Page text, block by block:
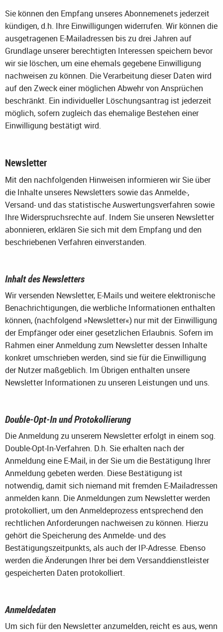
Sie können den Empfang unseres Abonnemenets jederzeit
kündigen, d.h. Ihre Einwilligungen widerrufen. Wir können die
ausgetragenen E-Mailadressen bis zu drei Jahren auf
Grundlage unserer berechtigten Interessen speichern bevor
wir sie löschen, um eine ehemals gegebene Einwilligung
nachweisen zu können. Die Verarbeitung dieser Daten wird
auf den Zweck einer möglichen Abwehr von Ansprüchen
beschränkt. Ein individueller Löschungsantrag ist jederzeit
möglich, sofern zugleich das ehemalige Bestehen einer
Einwilligung bestätigt wird.
Newsletter
Mit den nachfolgenden Hinweisen informieren wir Sie über
die Inhalte unseres Newsletters sowie das Anmelde-,
Versand- und das statistische Auswertungsverfahren sowie
Ihre Widerspruchsrechte auf. Indem Sie unseren Newsletter
abonnieren, erklären Sie sich mit dem Empfang und den
beschriebenen Verfahren einverstanden.
Inhalt des Newsletters
Wir versenden Newsletter, E-Mails und weitere elektronische
Benachrichtigungen, die werbliche Informationen enthalten
können, (nachfolgend »Newsletter«) nur mit der Einwilligung
der Empfänger oder einer gesetzlichen Erlaubnis. Sofern im
Rahmen einer Anmeldung zum Newsletter dessen Inhalte
konkret umschrieben werden, sind sie für die Einwilligung
der Nutzer maßgeblich. Im Übrigen enthalten unsere
Newsletter Informationen zu unseren Leistungen und uns.
Double-Opt-In und Protokollierung
Die Anmeldung zu unserem Newsletter erfolgt in einem sog.
Double-Opt-In-Verfahren. D.h. Sie erhalten nach der
Anmeldung eine E-Mail, in der Sie um die Bestätigung Ihrer
Anmeldung gebeten werden. Diese Bestätigung ist
notwendig, damit sich niemand mit fremden E-Mailadressen
anmelden kann. Die Anmeldungen zum Newsletter werden
protokolliert, um den Anmeldeprozess entsprechend den
rechtlichen Anforderungen nachweisen zu können. Hierzu
gehört die Speicherung des Anmelde- und des
Bestätigungszeitpunkts, als auch der IP-Adresse. Ebenso
werden die Änderungen Ihrer bei dem Versanddienstleister
gespeicherten Daten protokolliert.
Anmeldedaten
Um sich für den Newsletter anzumelden, reicht es aus, wenn